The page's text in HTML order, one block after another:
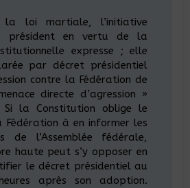
la loi martiale, l’initiative
président en vertu de la
expresse ; elle
par décret présidentiel
contre la Fédération de
directe d’agression »
la Constitution oblige le
Fédération à en informer les
de l’Assemblée fédérale,
haute peut s’y opposer en
le décret présidentiel au
après son adoption.